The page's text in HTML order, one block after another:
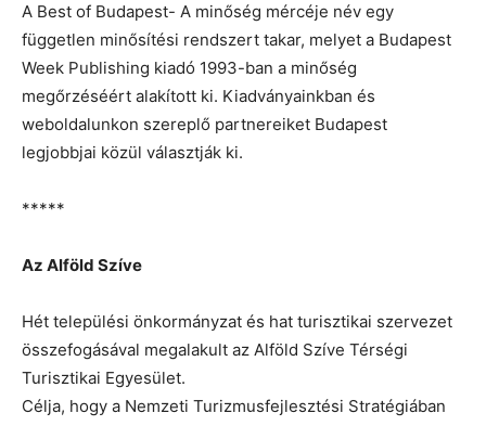
A Best of Budapest- A minőség mércéje név egy
független minősítési rendszert takar, melyet a Budapest
Week Publishing kiadó 1993-ban a minőség
megőrzéséért alakított ki. Kiadványainkban és
weboldalunkon szereplő partnereiket Budapest
legjobbjai közül választják ki.
*****
Az Alföld Szíve
Hét települési önkormányzat és hat turisztikai szervezet
összefogásával megalakult az Alföld Szíve Térségi
Turisztikai Egyesület.
Célja, hogy a Nemzeti Turizmusfejlesztési Stratégiában